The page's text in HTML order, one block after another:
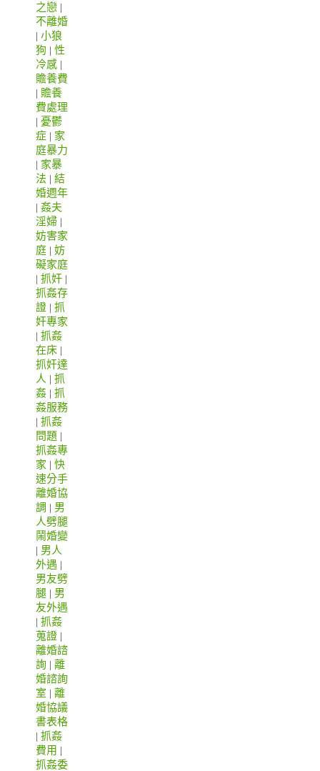
之戀 |
不離婚
| 小狼
狗 | 性
冷感 |
贍養費
| 贍養
費處理
| 憂鬱
症 | 家
庭暴力
| 家暴
法 | 結
婚週年
| 姦夫
淫婦 |
妨害家
庭 | 妨
礙家庭
| 抓奸 |
抓姦存
證 | 抓
奸專家
| 抓姦
在床 |
抓奸達
人 | 抓
姦 | 抓
姦服務
| 抓姦
問題 |
抓姦專
家 | 快
速分手
離婚協
調 | 男
人劈腿
鬧婚變
| 男人
外遇 |
男友劈
腿 | 男
友外遇
| 抓姦
蒐證 |
離婚諮
詢 | 離
婚諮詢
室 | 離
婚協議
書表格
| 抓姦
費用 |
抓姦委